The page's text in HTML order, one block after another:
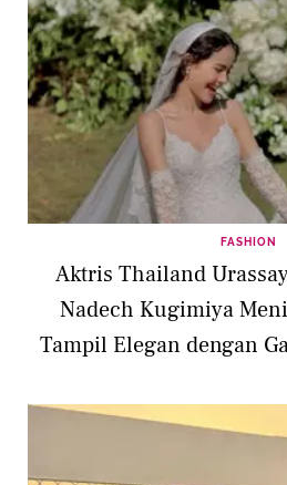
FASHION
Aktris Thailand
Nadech Kugimiya
Tampil Elegan dengan